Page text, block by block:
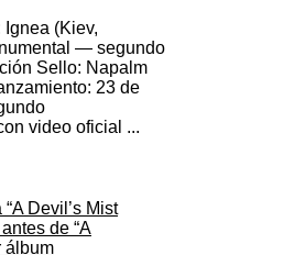
(Kiev,
— segundo
Sello: Napalm
23 de
video oficial ...